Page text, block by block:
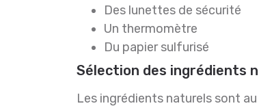
Des lunettes de sécurité
Un thermomètre
Du papier sulfurisé
Sélection des ingrédients
Les ingrédients naturels sont